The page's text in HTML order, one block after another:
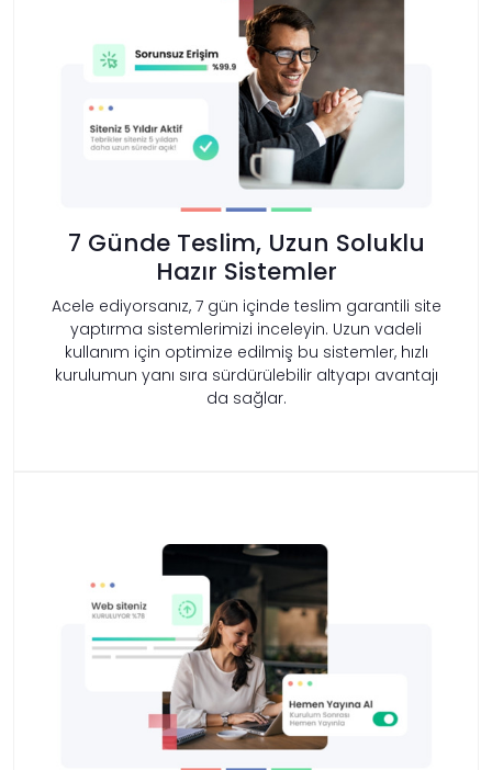
7 Günde Teslim, Uzun Soluklu
Hazır Sistemler
Acele ediyorsanız, 7 gün içinde teslim garantili site
yaptırma sistemlerimizi inceleyin. Uzun vadeli
kullanım için optimize edilmiş bu sistemler, hızlı
kurulumun yanı sıra sürdürülebilir altyapı avantajı
da sağlar.